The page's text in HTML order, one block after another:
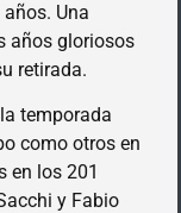
Una
años gloriosos
retirada.
temporada
como otros en
en los 201
y Fabio